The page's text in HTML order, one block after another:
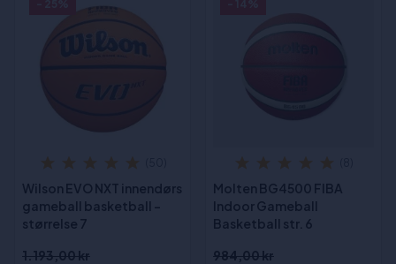
Wilson EVO NXT innendørs
gameball basketball -
størrelse 7
1.193,00 kr
Molten BG4500 FIBA
Indoor Gameball
Basketball str. 6
984,00 kr